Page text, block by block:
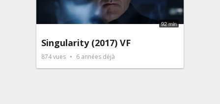
92 min
Singularity (2017) VF
874vues 6 années déjà